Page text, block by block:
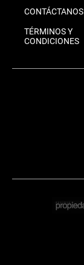
CONTÁCTANOS
TÉRMINOS Y
CONDICIONES